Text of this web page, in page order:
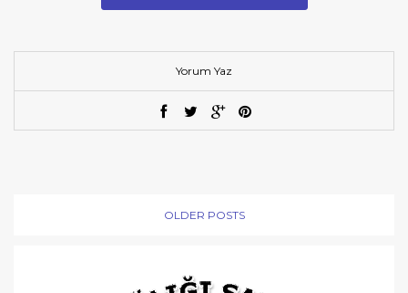
Yorum Yaz
OLDER POSTS